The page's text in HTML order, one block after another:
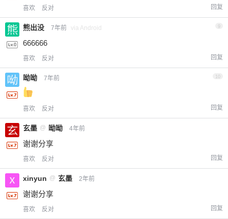
喜欢 反对 回复
熊出没 7年前 via Android 9
666666
喜欢 反对 回复
呦呦 7年前 10
喜欢 反对 回复
玄墨 @ 呦呦 4年前
谢谢分享
喜欢 反对 回复
xinyun @ 玄墨 2年前
谢谢分享
喜欢 反对 回复